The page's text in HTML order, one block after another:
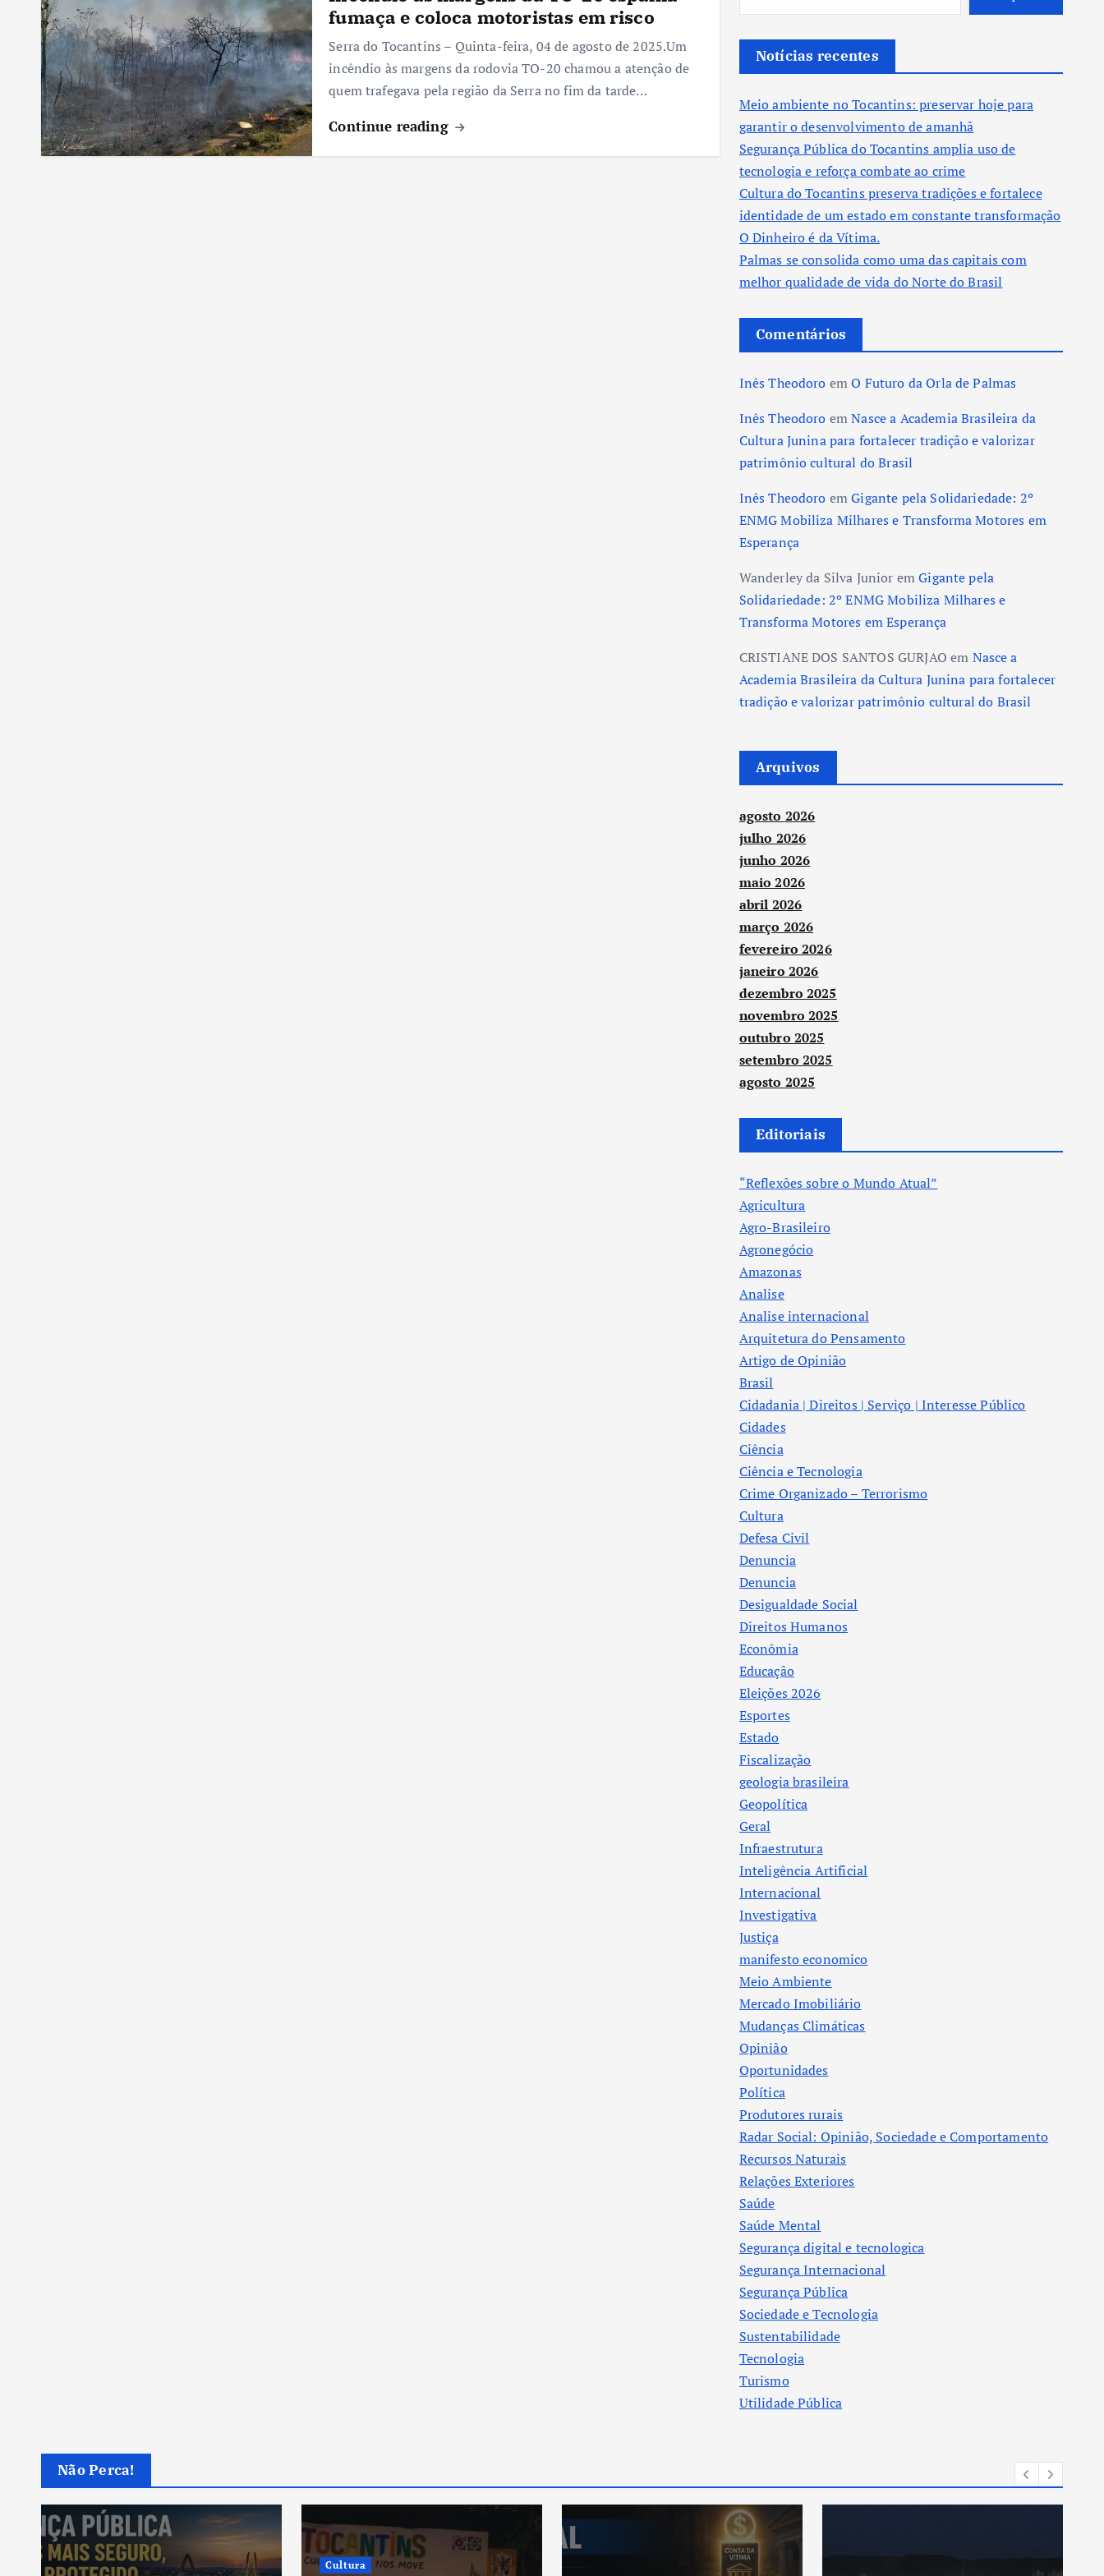
fumaça e coloca motoristas em risco
Serra do Tocantins – Quinta-feira, 04 de agosto de 2025.Um
incêndio às margens da rodovia TO-20 chamou a atenção de
quem trafegava pela região da Serra no fim da tarde…
Continue reading
Notícias recentes
Meio ambiente no Tocantins: preservar hoje para
garantir o desenvolvimento de amanhã
Segurança Pública do Tocantins amplia uso de
tecnologia e reforça combate ao crime
Cultura do Tocantins preserva tradições e fortalece
identidade de um estado em constante transformação
O Dinheiro é da Vítima.
Palmas se consolida como uma das capitais com
melhor qualidade de vida do Norte do Brasil
Comentários
Inês Theodoro emO Futuro da Orla de Palmas
Inês Theodoro emNasce a Academia Brasileira da
Cultura Junina para fortalecer tradição e valorizar
patrimônio cultural do Brasil
Inês Theodoro emGigante pela Solidariedade: 2º
ENMG Mobiliza Milhares e Transforma Motores em
Esperança
Wanderley da Silva Junior emGigante pela
Solidariedade: 2º ENMG Mobiliza Milhares e
Transforma Motores em Esperança
CRISTIANE DOS SANTOS GURJAO em Nasce a
Academia Brasileira da Cultura Junina para fortalecer
tradição e valorizar patrimônio cultural do Brasil
Arquivos
agosto 2026
julho 2026
junho 2026
maio 2026
abril 2026
março 2026
fevereiro 2026
janeiro 2026
dezembro 2025
novembro 2025
outubro 2025
setembro 2025
agosto 2025
Editoriais
“Reflexões sobre o Mundo Atual”
Agricultura
Agro-Brasileiro
Agronegócio
Amazonas
Analise
Analise internacional
Arquitetura do Pensamento
Artigo de Opinião
Brasil
Cidadania | Direitos | Serviço | Interesse Público
Cidades
Ciência
Ciência e Tecnologia
Crime Organizado – Terrorismo
Cultura
Defesa Civil
Denuncia
Denuncia
Desigualdade Social
Direitos Humanos
Econômia
Educação
Eleições 2026
Esportes
Estado
Fiscalização
geologia brasileira
Geopolítica
Geral
Infraestrutura
Inteligência Artificial
Internacional
Investigativa
Justiça
manifesto economico
Meio Ambiente
Mercado Imobiliário
Mudanças Climáticas
Opinião
Oportunidades
Política
Produtores rurais
Radar Social: Opinião, Sociedade e Comportamento
Recursos Naturais
Relações Exteriores
Saúde
Saúde Mental
Segurança digital e tecnologica
Segurança Internacional
Segurança Pública
Sociedade e Tecnologia
Sustentabilidade
Tecnologia
Turismo
Utilidade Pública
Não Perca!
Cultura